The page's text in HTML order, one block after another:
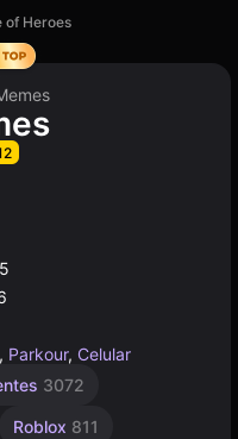
of Heroes
, Parkour, Celular
3072
Roblox 811